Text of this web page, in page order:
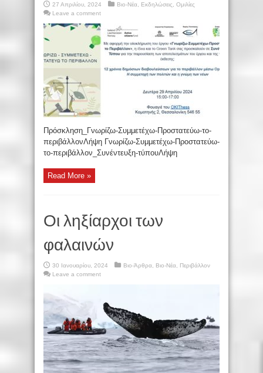
27 Απριλίου, 2024 Βιο-Νέα Εκδηλώσεις
Ομιλίες
Leave a comment
Πρόσκληση_Γνωρίζω-Συμμετέχω-Προστατεύω-το-
περιβάλλονΛήψη Γνωρίζω-Συμμετέχω-Προστατεύω-
το-περιβάλλον_Συνέντευξη-τύπουΛήψη
Read More »
Οι ληξίαρχοι των
φαλαινών
30 Ιανουαρίου, 2024 Βιο-Άρθρα Βιο-Νέα
Περιβάλλον
Leave a comment